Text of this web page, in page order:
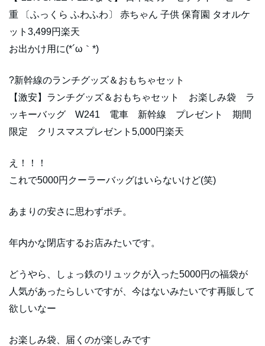
重 〔ふっくら ふわふわ〕 赤ちゃん 子供 保育園 タオルケ
ット3,499円楽天
お出かけ用に(*´ω｀*)
?新幹線のランチグッズ＆おもちゃセット
【激安】ランチグッズ＆おもちゃセット お楽しみ袋 ラ
ッキーバッグ W241 電車 新幹線 プレゼント 期間
限定 クリスマスプレゼント5,000円楽天
え！！！
これで5000円クーラーバッグはいらないけど(笑)
あまりの安さに思わずポチ。
年内かな閉店するお店みたいです。
どうやら、しょっ鉄のリュックが入った5000円の福袋が
人気があったらしいですが、今はないみたいです再販して
欲しいなー
お楽しみ袋、届くのが楽しみです